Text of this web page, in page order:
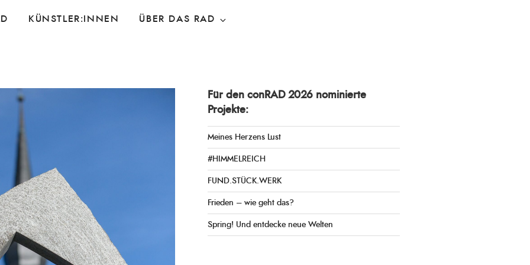
KÜNSTLER:INNEN ÜBER DAS RAD
Für den conRAD 2026 nominierte
Projekte:
Meines Herzens Lust
#HIMMELREICH
FUND.STÜCK.WERK
Frieden – wie geht das?
Spring! Und entdecke neue Welten